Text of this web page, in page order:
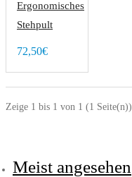
Ergonomisches
Stehpult
72,50€
Zeige 1 bis 1 von 1 (1 Seite(n))
Meist angesehen